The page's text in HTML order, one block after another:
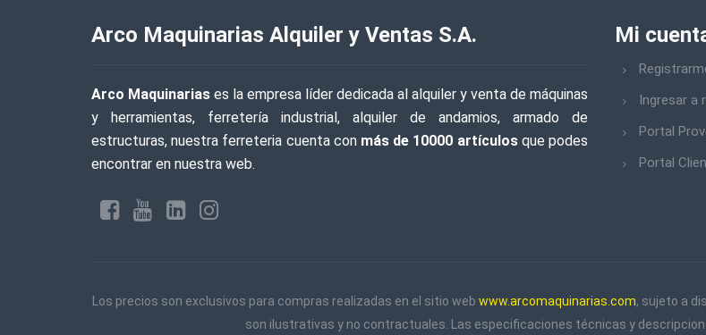
Arco Maquinarias Alquiler y Ventas S.A.
Arco Maquinarias es la empresa líder dedicada al alquiler y venta de máquinas
y herramientas, ferretería industrial, alquiler de andamios, armado de
estructuras, nuestra ferreteria cuenta con más de 10000 artículosque podes
encontrar en nuestra web.
Mi
Ingresar a
Portal
Portal
Los precios son exclusivos para compras realizadas en el sitio web www.arcomaquinarias.com, sujeto a
son ilustrativas y no contractuales. Las especificaciones técnicas y